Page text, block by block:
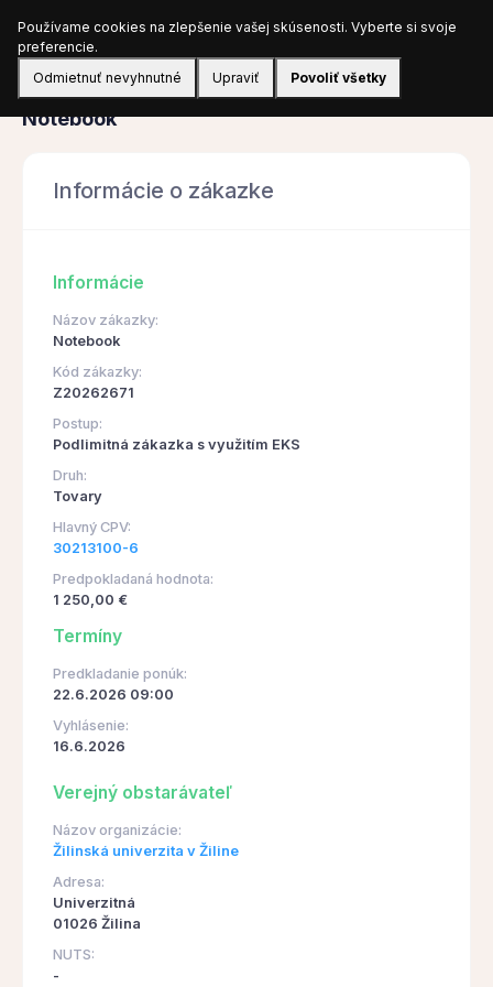
Prihlásiť sa
Obstarávanie
Notebook
Informácie o zákazke
Informácie
Názov zákazky:
Notebook
Kód zákazky:
Z20262671
Postup:
Podlimitná zákazka s využitím EKS
Druh:
Tovary
Hlavný CPV:
30213100-6
Predpokladaná hodnota:
1 250,00 €
Termíny
Predkladanie ponúk:
22.6.2026 09:00
Vyhlásenie:
16.6.2026
Verejný obstarávateľ
Názov organizácie:
Žilinská univerzita v Žiline
Adresa:
Univerzitná
01026 Žilina
NUTS:
-
Používame cookies na zlepšenie vašej skúsenosti. Vyberte si svoje
preferencie.
Odmietnuť nevyhnutné
Upraviť Povoliť všetky